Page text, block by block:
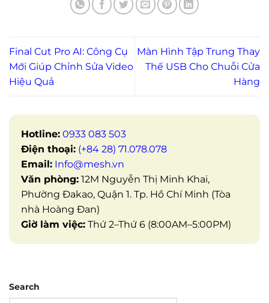
Final Cut Pro AI: Công Cụ
Mới Giúp Chỉnh Sửa Video
Hiệu Quả
Màn Hình Tập Trung Thay
Thế USB Cho Chuỗi Cửa
Hàng
Hotline: 0933 083 503
Điện thoại: (+84 28) 71.078.078
Email: Info@mesh.vn
Văn phòng: 12M Nguyễn Thị Minh Khai,
Phường Đakao, Quận 1. Tp. Hồ Chí Minh (Tòa
nhà Hoàng Đan)
Giờ làm việc: Thứ 2–Thứ 6 (8:00AM–5:00PM)
Search